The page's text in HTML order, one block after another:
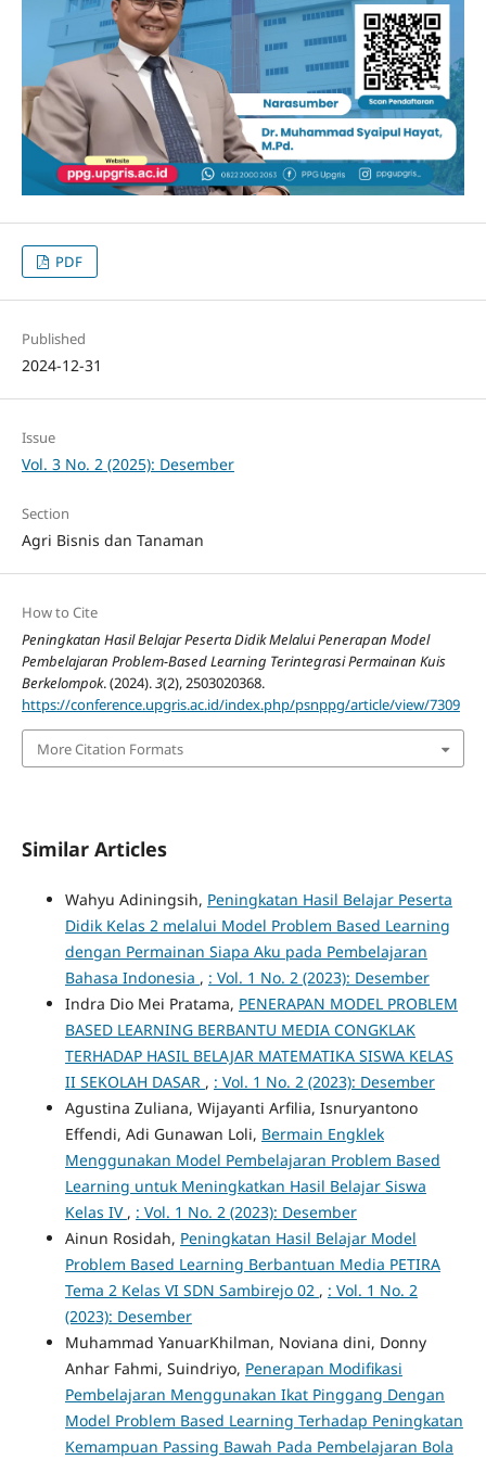
PDF
Published
2024-12-31
Issue
Vol. 3 No. 2 (2025): Desember
Section
Agri Bisnis dan Tanaman
How to Cite
Peningkatan Hasil Belajar Peserta Didik Melalui Penerapan Model
Pembelajaran Problem-Based Learning Terintegrasi Permainan Kuis
Berkelompok. (2024).3(2), 2503020368.
https://conference.upgris.ac.id/index.php/psnppg/article/view/7309
More Citation Formats
Similar Articles
Wahyu Adiningsih, Peningkatan Hasil Belajar Peserta
Didik Kelas 2 melalui Model Problem Based Learning
dengan Permainan Siapa Aku pada Pembelajaran
Bahasa Indonesia , : Vol. 1 No. 2 (2023): Desember
Indra Dio Mei Pratama, PENERAPAN MODEL PROBLEM
BASED LEARNING BERBANTU MEDIA CONGKLAK
TERHADAP HASIL BELAJAR MATEMATIKA SISWA KELAS
II SEKOLAH DASAR , : Vol. 1 No. 2 (2023): Desember
Agustina Zuliana, Wijayanti Arfilia, Isnuryantono
Effendi, Adi Gunawan Loli, Bermain Engklek
Menggunakan Model Pembelajaran Problem Based
Learning untuk Meningkatkan Hasil Belajar Siswa
Kelas IV , : Vol. 1 No. 2 (2023): Desember
Ainun Rosidah, Peningkatan Hasil Belajar Model
Problem Based Learning Berbantuan Media PETIRA
Tema 2 Kelas VI SDN Sambirejo 02 , : Vol. 1 No. 2
(2023): Desember
Muhammad YanuarKhilman, Noviana dini, Donny
Anhar Fahmi, Suindriyo, Penerapan Modifikasi
Pembelajaran Menggunakan Ikat Pinggang Dengan
Model Problem Based Learning Terhadap Peningkatan
Kemampuan Passing Bawah Pada Pembelajaran Bola